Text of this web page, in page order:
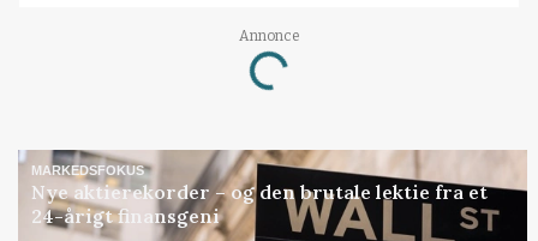
Annonce
Loading...
MARKEDSFOKUS
Nye aktierekorder – og den brutale lektie fra et
24-årigt finansgeni